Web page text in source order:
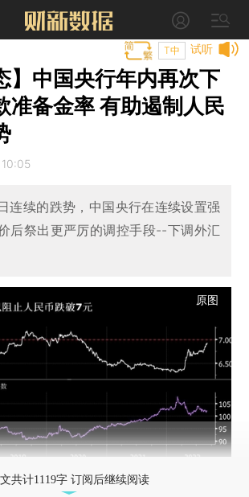
试听
T中
】中国央行年内再次下
准备金率 有助遏制人民
连续的跌势，中国央行在连续设置强
后祭出更严厉的调控手段--下调外汇
原图
共计1119字 订阅后继续阅读